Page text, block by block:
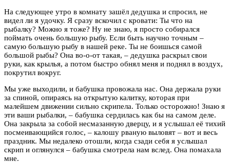
На следующее утро в комнату зашёл дедушка и спросил, не
видел ли я удочку. Я сразу вскочил с кровати: Ты что на
рыбалку? Можно я тоже? Ну не знаю, я просто собирался
поймать очень большую рыбу. Если быть научно точным –
самую большую рыбу в нашей реке. Ты не боишься самой
большой рыбы? Она во-о-от такая, – дедушка раскрыл свои
руки, как крылья, а потом быстро обнял меня и поднял в воздух,
покрутил вокруг.
Мы уже выходили, и бабушка провожала нас. Она держала руки
за спиной, опираясь на открытую калитку, которая при
малейшем движении сильно скрипела. Только осторожно! Знаю я
эти ваши рыбалки, – бабушка сердилась как бы на самом деле.
Она закрыла за собой несмазанную дверцу, и я услышал её тихий
посмеивающийся голос, – калошу рваную выловят – вот и весь
праздник. Мы недалеко отошли, когда сзади себя я услышал
скрип и оглянулся – бабушка смотрела нам вслед. Она помахала
мне.